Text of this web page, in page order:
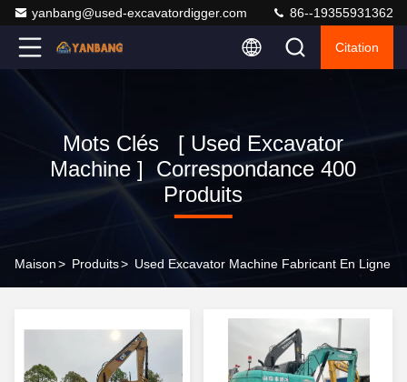
yanbang@used-excavatordigger.com 86--19355931362
Citation
Mots Clés [ Used Excavator
Machine ] Correspondance 400
Produits
Maison> Produits> Used Excavator Machine Fabricant En Ligne